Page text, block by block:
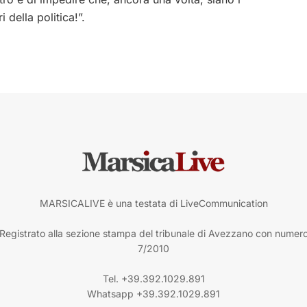
della politica!”.
MARSICALIVE è una testata di LiveCommunication
alla sezione stampa del tribunale di Avezzano con
7/2010
Tel. +39.392.1029.891
Whatsapp +39.392.1029.891